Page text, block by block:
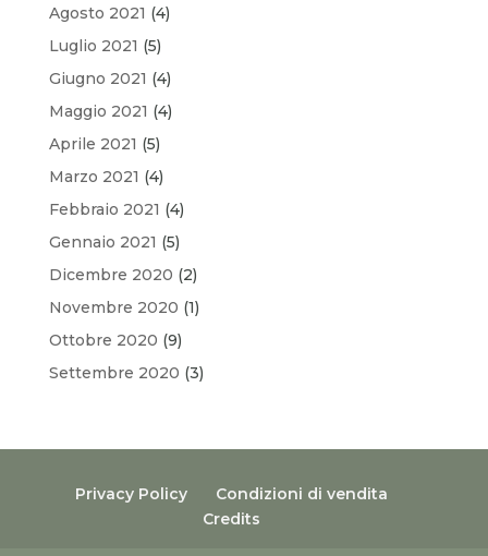
Agosto 2021 (4)
Luglio 2021 (5)
Giugno 2021 (4)
Maggio 2021 (4)
Aprile 2021 (5)
Marzo 2021 (4)
Febbraio 2021 (4)
Gennaio 2021 (5)
Dicembre 2020 (2)
Novembre 2020 (1)
Ottobre 2020 (9)
Settembre 2020 (3)
Privacy Policy
Condizioni di vendita
Credits